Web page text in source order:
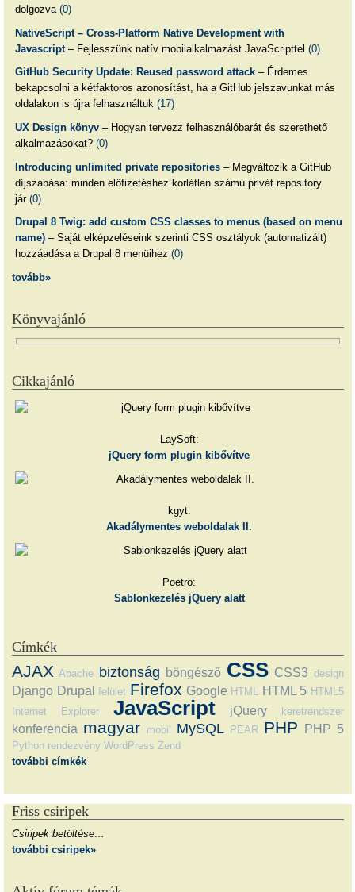
dolgozva (0)
NativeScript – Cross-Platform Native Development with
Javascript– Fejlesszünk natív mobilalkalmazást JavaScripttel (0)
GitHub Security Update: Reused password attack– Érdemes
bekapcsolni a kétfaktoros azonosítást, ha a GitHub jelszavunkat más
oldalakon is újra felhasználtuk (17)
UX Design könyv– Hogyan tervezz felhasználóbarát és szerethető
alkalmazásokat? (0)
Introducing unlimited private repositories– Megváltozik a GitHub
díjszabása: minden előfizetéshez korlátlan számú privát repository
jár (0)
Drupal 8 Twig: add custom CSS classes to menus (based on menu
name)– Saját elképzeléseink szerinti CSS osztályok (automatizált)
hozzáadása a Drupal 8 menüihez (0)
tovább»
Könyvajánló
Cikkajánló
LaySoft:
jQuery form plugin kibővítve
kgyt:
Akadálymentes weboldalak II.
Poetro:
Sablonkezelés jQuery alatt
Címkék
AJAX Apache biztonság böngésző CSS CSS3 design
Django Drupal felület Firefox Google HTML HTML 5 HTML5
Internet Explorer
JavaScript jQuery keretrendszer
konferencia magyar mobil MySQL PEAR PHP PHP 5
Python rendezvény WordPress Zend
további címkék
Friss csiripek
Csiripek betöltése…
további csiripek»